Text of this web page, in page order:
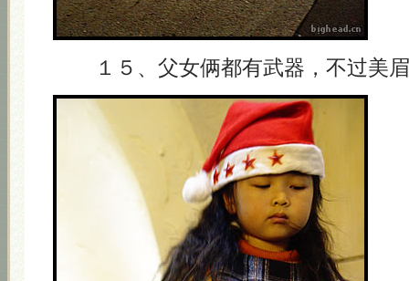
１５、父女俩都有武器，不过美眉